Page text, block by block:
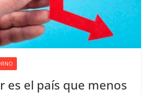
es el país que menos